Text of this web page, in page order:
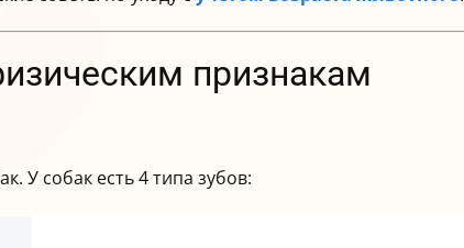
признакам
У собак есть 4 типа зубов: